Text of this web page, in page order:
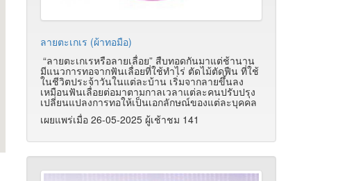
ลายตะเกเร (ผ้าทอมือ)
“ลายตะเกเรหรือลายเลื่อย” สืบทอดกันมาแต่ช้านาน
มีแนวการทอจากฟันเลื่อยที่ใช้ทำไร่ ตัดไม้ตัดฟืน ที่ใช้
ในชีวิตประจ้าวันในแต่ละบ้าน เริ่มจากลายขึ้นลง
เหมือนฟันเลื่อยต่อมาตามกาลเวลาแต่ละคนปรับปรุง
เปลี่ยนแปลงการทอให้เป็นเอกลักษณ์ของแต่ละบุคคล
เผยแพร่เมื่อ 26-05-2025 ผู้เช้าชม 141